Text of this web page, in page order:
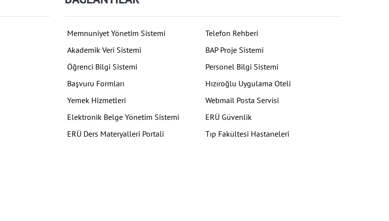
Memnuniyet Yönetim Sistemi
Telefon Rehberi
Akademik Veri Sistemi
BAP Proje Sistemi
Öğrenci Bilgi Sistemi
Personel Bilgi Sistemi
Başvuru Formları
Hızıroğlu Uygulama Oteli
Yemek Hizmetleri
Webmail Posta Servisi
Elektronik Belge Yönetim Sistemi
ERÜ Güvenlik
ERÜ Ders Materyalleri Portali
Tıp Fakültesi Hastaneleri